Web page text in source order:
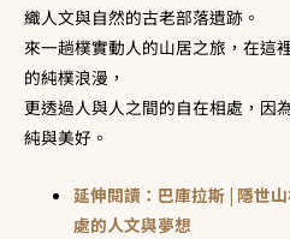
織人文與自然的古老部落遺跡。
來一趟樸實動人的山居之旅，在這
的純樸浪漫，
更透過人與人之間的自在相處，因
純與美好。
延伸閱讀：巴庫拉斯 | 隱世
處的人文與夢想